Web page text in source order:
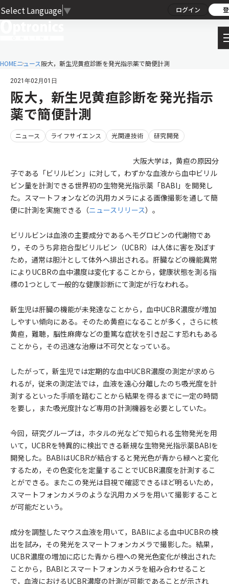
Select Language ▼ ログイン
HOMEニュース阪大，新生児黄疸診断を発光指示薬で簡便計測
2021年02月01日
阪大，新生児黄疸診断を発光指示
薬で簡便計測
ニュース ライフサイエンス 光関連技術 研究開発
大阪大学は，黄疸の原因分
子である「ビリルビン」に対して，わずかな血液から血中ビリル
ビン量を計測できる世界初の生物発光指示薬「BABI」を開発し
た。スマートフォンなどの汎用カメラによる画像撮影を通して簡
便に計測を実施できる（ニュースリリース）。
ビリルビンは血液の主要成分であるヘモグロビンの代謝物であ
り，そのうち非抱合型ビリルビン（UCBR）は人体に害を及ぼす
ため，通常は胆汁として体外へ排出される。肝臓などの機能異常
によりUCBRの血中濃度は変化することから，健康状態を測る指
標の1つとして一般的な健康診断にて測定が行なわれる。
新生児は肝臓の機能が未発達なことから，血中UCBR濃度が増加
しやすい傾向にある。そのため黄疸になることが多く，さらに核
黄疸，難聴，脳性麻痺などの重篤な症状を引き起こす恐れもある
ことから，その迅速な治療は不可欠となっている。
したがって，新生児では定期的な血中UCBR濃度の測定が求めら
れるが，従来の測定法では，血液を遠心分離したのち吸光度を計
測するといった手順を踏むことから結果を得るまでに一定の時間
を要し，また吸光度計など専用の計測機器を必要としていた。
今回，研究グループは，ホタルの光などで知られる生物発光を用
いて，UCBRを特異的に検出できる新規な生物発光指示薬BABIを
開発した。BABIはUCBRが結合すると発光色が青から緑へと変化
するため，その色変化を定量することでUCBR濃度を計測するこ
とができる。またこの発光は目視で確認できるほど明るいため，
スマートフォンカメラのような汎用カメラを用いて撮影すること
が可能だという。
成分を調整したマウス血液を用いて，BABIによる血中UCBRの検
出を試み，その発光をスマートフォンカメラで撮影した。結果，
UCBR濃度の増加に応じた青から橙への発光色変化が検出された
ことから，BABIとスマートフォンカメラを組み合わせること
で，血液におけるUCBR濃度の計測が可能であることが示され